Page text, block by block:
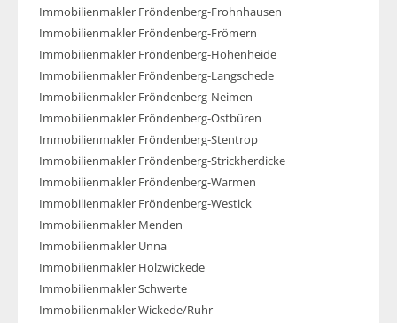
Immobilienmakler Fröndenberg-Frohnhausen
Immobilienmakler Fröndenberg-Frömern
Immobilienmakler Fröndenberg-Hohenheide
Immobilienmakler Fröndenberg-Langschede
Immobilienmakler Fröndenberg-Neimen
Immobilienmakler Fröndenberg-Ostbüren
Immobilienmakler Fröndenberg-Stentrop
Immobilienmakler Fröndenberg-Strickherdicke
Immobilienmakler Fröndenberg-Warmen
Immobilienmakler Fröndenberg-Westick
Immobilienmakler Menden
Immobilienmakler Unna
Immobilienmakler Holzwickede
Immobilienmakler Schwerte
Immobilienmakler Wickede/Ruhr